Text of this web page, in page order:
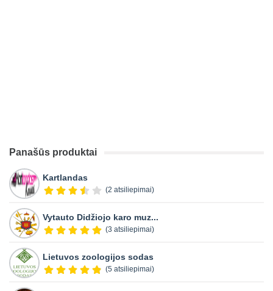
Panašūs produktai
Kartlandas
(2 atsiliepimai)
Vytauto Didžiojo karo muz...
(3 atsiliepimai)
Lietuvos zoologijos sodas
(5 atsiliepimai)